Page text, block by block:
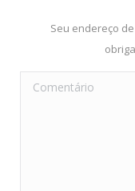
Seu endereço
Comentário